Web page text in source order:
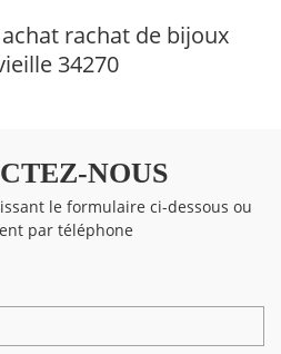
rachat de bijoux
34270
NOUS
le formulaire ci-dessous ou
par téléphone